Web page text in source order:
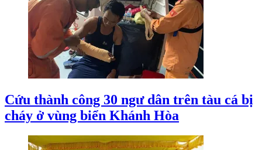
Cứu thành công 30 ngư dân trên tàu cá bị
cháy ở vùng biển Khánh Hòa